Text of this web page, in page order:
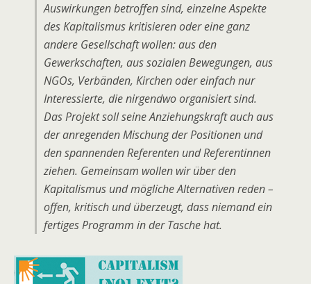
Auswirkungen betroffen sind, einzelne Aspekte
des Kapitalismus kritisieren oder eine ganz
andere Gesellschaft wollen: aus den
Gewerkschaften, aus sozialen Bewegungen, aus
NGOs, Verbänden, Kirchen oder einfach nur
Interessierte, die nirgendwo organisiert sind.
Das Projekt soll seine Anziehungskraft auch aus
der anregenden Mischung der Positionen und
den spannenden Referenten und Referentinnen
ziehen. Gemeinsam wollen wir über den
Kapitalismus und mögliche Alternativen reden –
offen, kritisch und überzeugt, dass niemand ein
fertiges Programm in der Tasche hat.